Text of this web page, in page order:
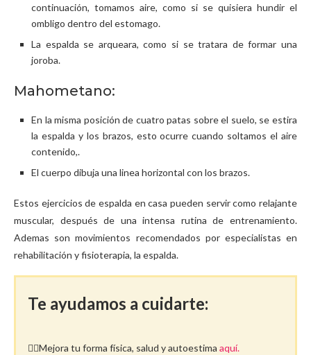
continuación, tomamos aire, como si se quisiera hundir el
ombligo dentro del estomago.
La espalda se arqueara, como si se tratara de formar una
joroba.
Mahometano:
En la misma posición de cuatro patas sobre el suelo, se estira
la espalda y los brazos, esto ocurre cuando soltamos el aire
contenido,.
El cuerpo dibuja una linea horizontal con los brazos.
Estos ejercicios de espalda en casa pueden servir como relajante
muscular, después de una intensa rutina de entrenamiento.
Ademas son movimientos recomendados por especialistas en
rehabilitación y fisioterapia, la espalda.
Te ayudamos a cuidarte:
🤸‍♀️Mejora tu forma física, salud y autoestima aquí.